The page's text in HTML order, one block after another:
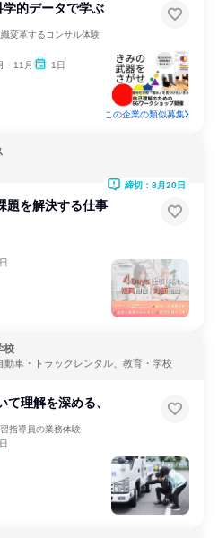
的データで学ぶ
変革するコンサル体験
・11月 1日
この企業の類似募集
題を解決する仕事
締切：8月20日
校
動車・トラックレンタル、教育・学校
理解を深める、
指導員の業務体験